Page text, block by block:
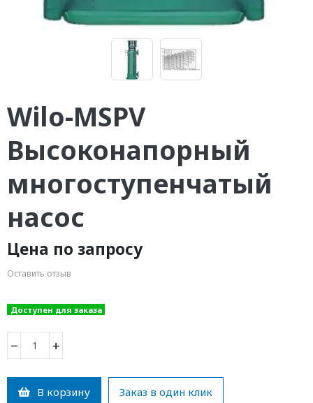
Wilo-MSPV
Высоконапорный
многоступенчатый
насос
Цена по запросу
Оставить отзыв
Доступен для заказа
− +
В корзину Заказ в один клик